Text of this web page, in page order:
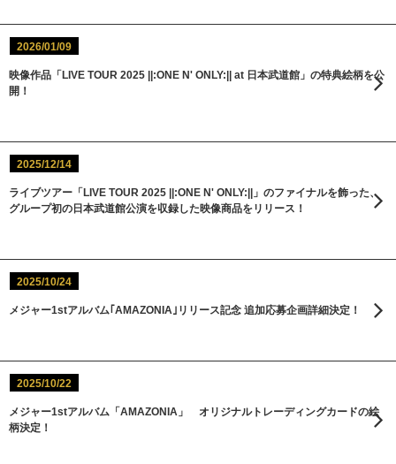
2026/01/09
映像作品「LIVE TOUR 2025 ||:ONE N' ONLY:|| at 日本武道館」の特典絵柄を公
開！
2025/12/14
ライブツアー「LIVE TOUR 2025 ||:ONE N' ONLY:||」のファイナルを飾った、
グループ初の日本武道館公演を収録した映像商品をリリース！
2025/10/24
メジャー1stアルバム｢AMAZONIA｣リリース記念 追加応募企画詳細決定！
2025/10/22
メジャー1stアルバム「AMAZONIA」 オリジナルトレーディングカードの絵
柄決定！